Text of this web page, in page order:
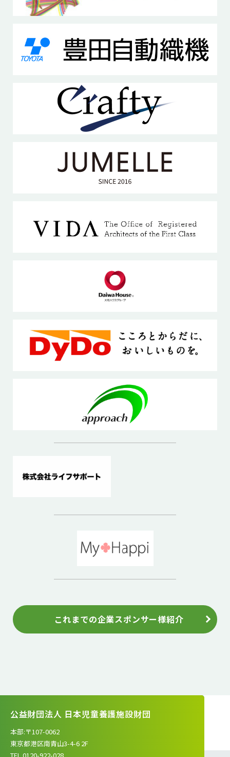
これまでの企業スポンサー様紹介
公益財団法人 日本児童養護施設財団
本部:〒107-0062
東京都港区南青山3-4-6 2F